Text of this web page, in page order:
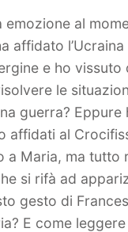
al
affidato
e ho
le
guerra?
affidati al
a Maria, ma
si rifà ad
gesto di
E come